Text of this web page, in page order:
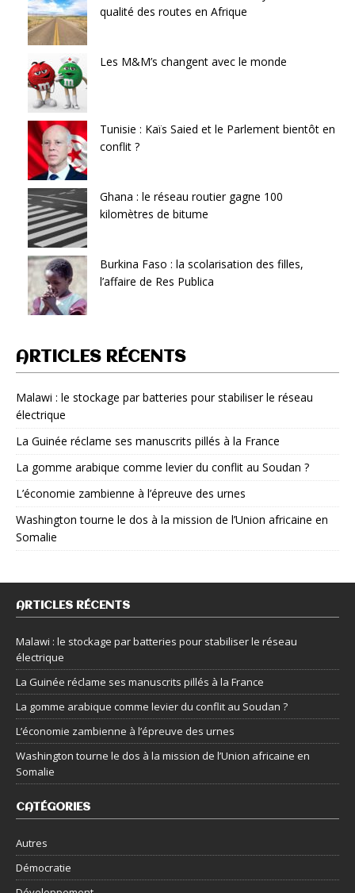
qualité des routes en Afrique
Les M&M’s changent avec le monde
Tunisie : Kaïs Saied et le Parlement bientôt en
conflit ?
Ghana : le réseau routier gagne 100
kilomètres de bitume
Burkina Faso : la scolarisation des filles,
l’affaire de Res Publica
ARTICLES RÉCENTS
Malawi : le stockage par batteries pour stabiliser le réseau
électrique
La Guinée réclame ses manuscrits pillés à la France
La gomme arabique comme levier du conflit au Soudan ?
L’économie zambienne à l’épreuve des urnes
Washington tourne le dos à la mission de l’Union africaine en
Somalie
ARTICLES RÉCENTS
Malawi : le stockage par batteries pour stabiliser le réseau
électrique
La Guinée réclame ses manuscrits pillés à la France
La gomme arabique comme levier du conflit au Soudan ?
L’économie zambienne à l’épreuve des urnes
Washington tourne le dos à la mission de l’Union africaine en
Somalie
CATÉGORIES
Autres
Démocratie